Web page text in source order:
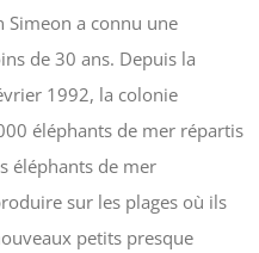
Simeon a connu une
de 30 ans. Depuis la
1992, la colonie
éléphants de mer répartis
éléphants de mer
sur les plages où ils
petits presque